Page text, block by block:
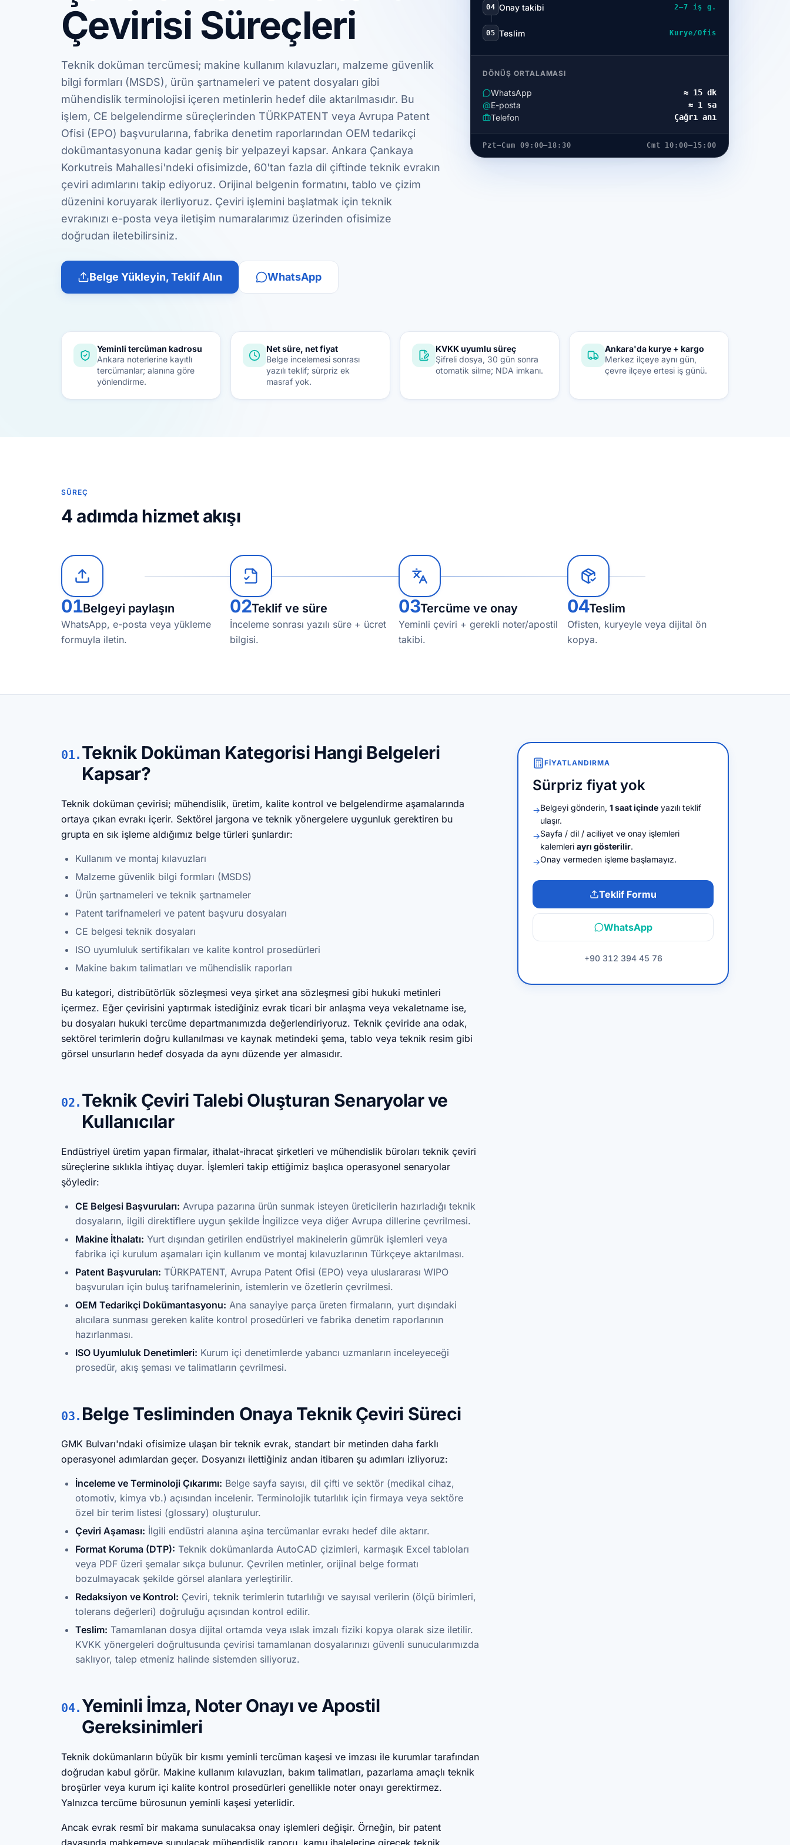
Çevirisi Süreçleri
Teknik doküman tercümesi; makine kullanım kılavuzları, malzeme güvenlik
bilgi formları (MSDS), ürün şartnameleri ve patent dosyaları gibi
mühendislik terminolojisi içeren metinlerin hedef dile aktarılmasıdır. Bu
işlem, CE belgelendirme süreçlerinden TÜRKPATENT veya Avrupa Patent
Ofisi (EPO) başvurularına, fabrika denetim raporlarından OEM tedarikçi
dokümantasyonuna kadar geniş bir yelpazeyi kapsar. Ankara Çankaya
Korkutreis Mahallesi'ndeki ofisimizde, 60'tan fazla dil çiftinde teknik evrakın
çeviri adımlarını takip ediyoruz. Orijinal belgenin formatını, tablo ve çizim
düzenini koruyarak ilerliyoruz. Çeviri işlemini başlatmak için teknik
evrakınızı e-posta veya iletişim numaralarımız üzerinden ofisimize
doğrudan iletebilirsiniz.
Belge Yükleyin, Teklif Alın WhatsApp
04 Onay takibi 2–7 iş g.
05 Teslim Kurye/Ofis
DÖNÜŞ ORTALAMASI
WhatsApp ≈ 15 dk
@E-posta ≈ 1 sa
Telefon Çağrı anı
Pzt–Cum 09:00–18:30 Cmt 10:00–15:00
Yeminli tercüman kadrosu
Ankara noterlerine kayıtlı
tercümanlar; alanına göre
yönlendirme.
Net süre, net fiyat
Belge incelemesi sonrası
yazılı teklif; sürpriz ek
masraf yok.
KVKK uyumlu süreç
Şifreli dosya, 30 gün sonra
otomatik silme; NDA imkanı.
Ankara'da kurye + kargo
Merkez ilçeye aynı gün,
çevre ilçeye ertesi iş günü.
SÜREÇ
4 adımda hizmet akışı
01Belgeyi paylaşın
WhatsApp, e-posta veya yükleme
formuyla iletin.
02Teklif ve süre
İnceleme sonrası yazılı süre + ücret
bilgisi.
03Tercüme ve onay
Yeminli çeviri + gerekli noter/apostil
takibi.
04Teslim
Ofisten, kuryeyle veya dijital ön
kopya.
01. Teknik Doküman Kategorisi Hangi Belgeleri
Kapsar?
Teknik doküman çevirisi; mühendislik, üretim, kalite kontrol ve belgelendirme aşamalarında
ortaya çıkan evrakı içerir. Sektörel jargona ve teknik yönergelere uygunluk gerektiren bu
grupta en sık işleme aldığımız belge türleri şunlardır:
Kullanım ve montaj kılavuzları
Malzeme güvenlik bilgi formları (MSDS)
Ürün şartnameleri ve teknik şartnameler
Patent tarifnameleri ve patent başvuru dosyaları
CE belgesi teknik dosyaları
ISO uyumluluk sertifikaları ve kalite kontrol prosedürleri
Makine bakım talimatları ve mühendislik raporları
Bu kategori, distribütörlük sözleşmesi veya şirket ana sözleşmesi gibi hukuki metinleri
içermez. Eğer çevirisini yaptırmak istediğiniz evrak ticari bir anlaşma veya vekaletname ise,
bu dosyaları hukuki tercüme departmanımızda değerlendiriyoruz. Teknik çeviride ana odak,
sektörel terimlerin doğru kullanılması ve kaynak metindeki şema, tablo veya teknik resim gibi
görsel unsurların hedef dosyada da aynı düzende yer almasıdır.
02. Teknik Çeviri Talebi Oluşturan Senaryolar ve
Kullanıcılar
Endüstriyel üretim yapan firmalar, ithalat-ihracat şirketleri ve mühendislik büroları teknik çeviri
süreçlerine sıklıkla ihtiyaç duyar. İşlemleri takip ettiğimiz başlıca operasyonel senaryolar
şöyledir:
CE Belgesi Başvuruları: Avrupa pazarına ürün sunmak isteyen üreticilerin hazırladığı teknik
dosyaların, ilgili direktiflere uygun şekilde İngilizce veya diğer Avrupa dillerine çevrilmesi.
Makine İthalatı: Yurt dışından getirilen endüstriyel makinelerin gümrük işlemleri veya
fabrika içi kurulum aşamaları için kullanım ve montaj kılavuzlarının Türkçeye aktarılması.
Patent Başvuruları: TÜRKPATENT, Avrupa Patent Ofisi (EPO) veya uluslararası WIPO
başvuruları için buluş tarifnamelerinin, istemlerin ve özetlerin çevrilmesi.
OEM Tedarikçi Dokümantasyonu: Ana sanayiye parça üreten firmaların, yurt dışındaki
alıcılara sunması gereken kalite kontrol prosedürleri ve fabrika denetim raporlarının
hazırlanması.
ISO Uyumluluk Denetimleri: Kurum içi denetimlerde yabancı uzmanların inceleyeceği
prosedür, akış şeması ve talimatların çevrilmesi.
03. Belge Tesliminden Onaya Teknik Çeviri Süreci
GMK Bulvarı'ndaki ofisimize ulaşan bir teknik evrak, standart bir metinden daha farklı
operasyonel adımlardan geçer. Dosyanızı ilettiğiniz andan itibaren şu adımları izliyoruz:
İnceleme ve Terminoloji Çıkarımı: Belge sayfa sayısı, dil çifti ve sektör (medikal cihaz,
otomotiv, kimya vb.) açısından incelenir. Terminolojik tutarlılık için firmaya veya sektöre
özel bir terim listesi (glossary) oluşturulur.
Çeviri Aşaması: İlgili endüstri alanına aşina tercümanlar evrakı hedef dile aktarır.
Format Koruma (DTP): Teknik dokümanlarda AutoCAD çizimleri, karmaşık Excel tabloları
veya PDF üzeri şemalar sıkça bulunur. Çevrilen metinler, orijinal belge formatı
bozulmayacak şekilde görsel alanlara yerleştirilir.
Redaksiyon ve Kontrol: Çeviri, teknik terimlerin tutarlılığı ve sayısal verilerin (ölçü birimleri,
tolerans değerleri) doğruluğu açısından kontrol edilir.
Teslim: Tamamlanan dosya dijital ortamda veya ıslak imzalı fiziki kopya olarak size iletilir.
KVKK yönergeleri doğrultusunda çevirisi tamamlanan dosyalarınızı güvenli sunucularımızda
saklıyor, talep etmeniz halinde sistemden siliyoruz.
04. Yeminli İmza, Noter Onayı ve Apostil
Gereksinimleri
Teknik dokümanların büyük bir kısmı yeminli tercüman kaşesi ve imzası ile kurumlar tarafından
doğrudan kabul görür. Makine kullanım kılavuzları, bakım talimatları, pazarlama amaçlı teknik
broşürler veya kurum içi kalite kontrol prosedürleri genellikle noter onayı gerektirmez.
Yalnızca tercüme bürosunun yeminli kaşesi yeterlidir.
Ancak evrak resmî bir makama sunulacaksa onay işlemleri değişir. Örneğin, bir patent
davasında mahkemeye sunulacak mühendislik raporu, kamu ihalelerine girecek teknik
FIYATLANDIRMA
Sürpriz fiyat yok
→Belgeyi gönderin, 1 saat içinde yazılı teklif
ulaşır.
→Sayfa / dil / aciliyet ve onay işlemleri
kalemleri ayrı gösterilir.
→Onay vermeden işleme başlamayız.
Teklif Formu
WhatsApp
+90 312 394 45 76